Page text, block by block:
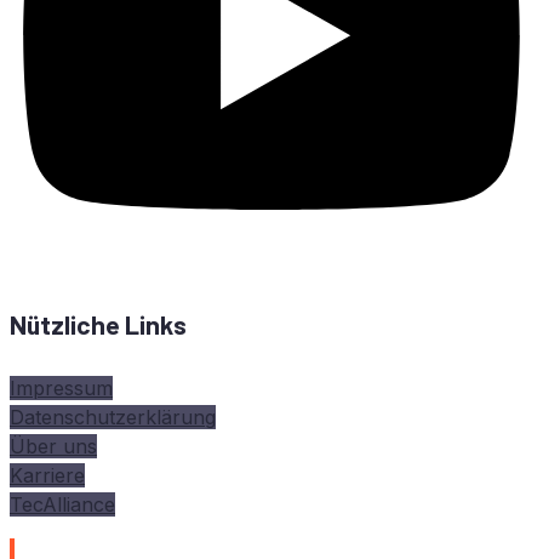
Nützliche Links
Impressum
Datenschutzerklärung
Über uns
Karriere
TecAlliance